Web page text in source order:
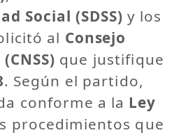
Social (SDSS) y los
al Consejo
que justifique
. Según el partido,
conforme a la Ley
procedimientos que